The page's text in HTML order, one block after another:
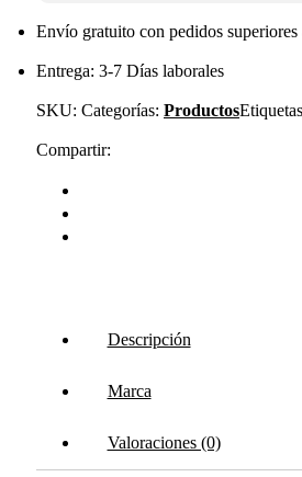
Envío gratuito con pedidos superiores
Entrega: 3-7 Días laborales
SKU: Categorías: Productos
Compartir:
Descripción
Marca
Valoraciones (0)